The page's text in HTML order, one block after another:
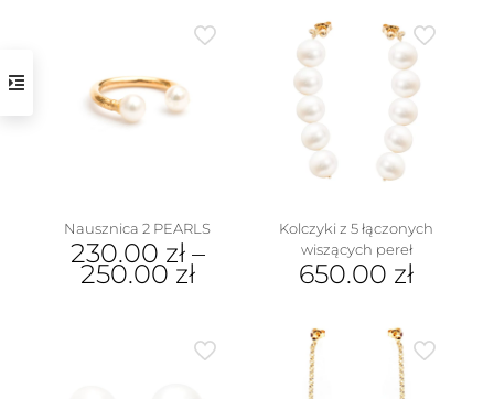
Nausznica 2 PEARLS
230.00 zł–
250.00 zł
Kolczyki z 5 łączonych
wiszących pereł
650.00 zł